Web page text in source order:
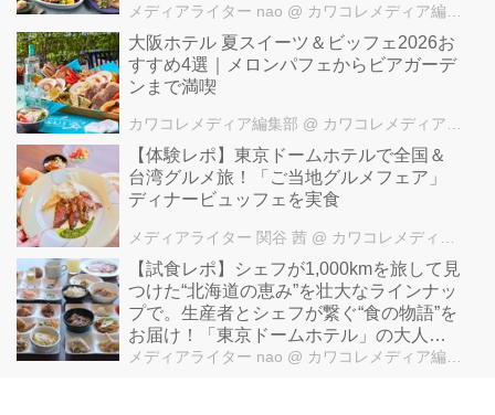
サリーフェア～シェフによる技の饗宴
～」開催中
メディアライター nao @ カワコレメディア編集部
大阪ホテル 夏スイーツ＆ビッフェ2026お
すすめ4選｜メロンパフェからビアガーデ
ンまで満喫
カワコレメディア編集部 @ カワコレメディア編集部
【体験レポ】東京ドームホテルで全国＆
台湾グルメ旅！「ご当地グルメフェア」
ディナービュッフェを実食
メディアライター 関谷 茜 @ カワコレメディア編集部
【試食レポ】シェフが1,000kmを旅して見
つけた“北海道の恵み”を壮大なラインナッ
プで。生産者とシェフが繋ぐ“食の物語”を
お届け！「東京ドームホテル」の大人気
『北海道フェア2025』第2弾開催中♪
メディアライター nao @ カワコレメディア編集部